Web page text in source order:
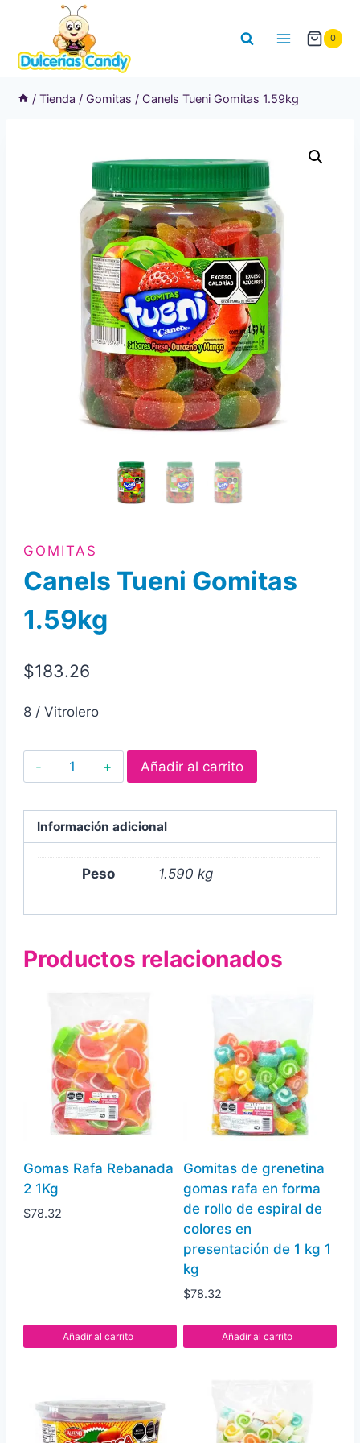
contenido
0
/ Tienda / Gomitas / Canels Tueni Gomitas 1.59kg
GOMITAS
Canels Tueni Gomitas
1.59kg
$183.26
8 / Vitrolero
Canels
Tueni
1.59kg
cantidad
Añadir al carrito
Información adicional
Peso 1.590 kg
Productos relacionados
Gomas Rafa Rebanada
2 1Kg
$78.32
Añadir al carrito
Gomitas de grenetina
gomas rafa en forma
de rollo de espiral de
colores en
presentación de 1 kg 1
kg
$78.32
Añadir al carrito